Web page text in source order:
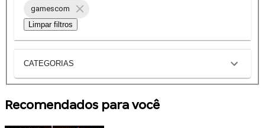
gamescom
Limpar filtros
CATEGORIAS
Recomendados para você